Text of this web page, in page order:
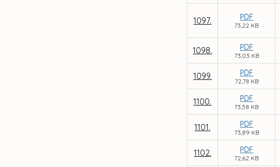
1097. PDF
73,22 KB
1098. PDF
73,03 KB
1099. PDF
72,78 KB
1100. PDF
73,58 KB
1101. PDF
73,89 KB
1102. PDF
72,62 KB